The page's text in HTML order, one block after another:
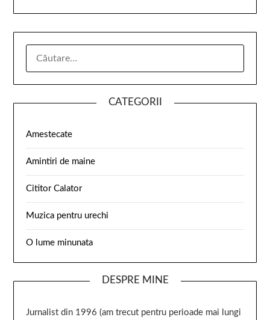
CATEGORII
Amestecate
Amintiri de maine
Cititor Calator
Muzica pentru urechi
O lume minunata
DESPRE MINE
Jurnalist din 1996 (am trecut pentru perioade mai lungi